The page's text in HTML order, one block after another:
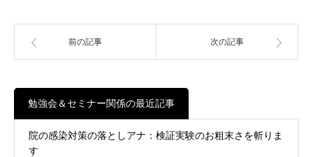
前の記事 次の記事
勉強会＆セミナー関係の最近記事
院の感染対策の落としアナ：検証実験のお粗末さを斬りま
す